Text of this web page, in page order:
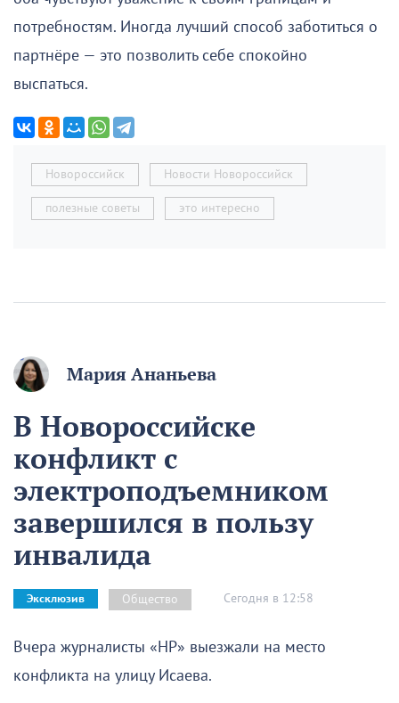
потребностям. Иногда лучший способ заботиться о
партнёре — это позволить себе спокойно
выспаться.
Новороссийск Новости Новороссийск
полезные советы это интересно
Мария Ананьева
В Новороссийске
конфликт с
электроподъемником
завершился в пользу
инвалида
Эксклюзив Общество Сегодня в 12:58
Вчера журналисты «НР» выезжали на место
конфликта на улицу Исаева.